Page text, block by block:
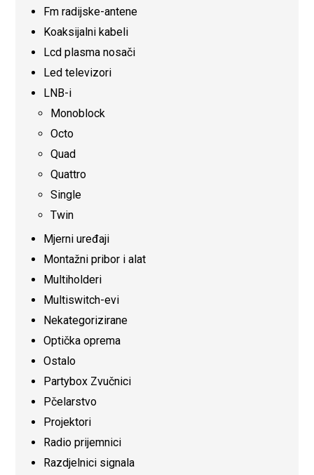
Fm radijske-antene
Koaksijalni kabeli
Lcd plasma nosači
Led televizori
LNB-i
Monoblock
Octo
Quad
Quattro
Single
Twin
Mjerni uređaji
Montažni pribor i alat
Multiholderi
Multiswitch-evi
Nekategorizirane
Optička oprema
Ostalo
Partybox Zvučnici
Pčelarstvo
Projektori
Radio prijemnici
Razdjelnici signala